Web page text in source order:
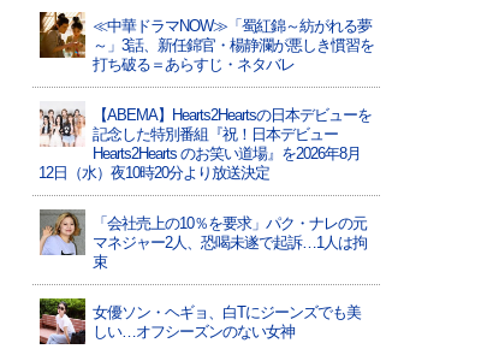
≪中華ドラマNOW≫「蜀紅錦～紡がれる夢
～」3話、新任錦官・楊静瀾が悪しき慣習を
打ち破る＝あらすじ・ネタバレ
【ABEMA】Hearts2Heartsの日本デビューを
記念した特別番組『祝！日本デビュー
Hearts2Hearts のお笑い道場』を2026年8月
12日（水）夜10時20分より放送決定
「会社売上の10％を要求」パク・ナレの元
マネジャー2人、恐喝未遂で起訴…1人は拘
束
女優ソン・ヘギョ、白Tにジーンズでも美
しい…オフシーズンのない女神